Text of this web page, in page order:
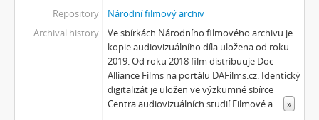
[Subseries] Musica Picta – Čas smutku
[Subseries] Velká dětská symfonie
[Subseries] Musica Picta – Čas tance
[Subseries] Musica Picta – Čas radování
[Subseries] Musica Picta – Čas veselosti
[Subseries] Jednou ráno
Repository
Národní filmový archiv
Archival history
Ve sbírkách Národního filmového archivu je
kopie audiovizuálního díla uložena od roku
2019. Od roku 2018 film distribuuje Doc
Alliance Films na portálu DAFilms.cz. Identický
digitalizát je uložen ve výzkumné sbírce
Centra audiovizuálních studií Filmové a ... »